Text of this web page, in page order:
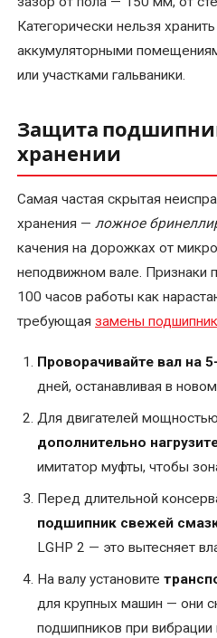
Перемотка
якоря
электродвигателя
испытания
электродвигателя
Ремонт
асинхронных
электродвигателей
Ремонт
и
коллектора
электродвигателя
Ремонт
крановых
электродвигателей
лифтовых
электродвигателей
(отечественных
и
импортных)
Категорически нельзя
аккумуляторными
или участками гальваники.
Защита
хранении
Самая частая скрытая
хранения — ложное
качения на дорожках от
неподвижном вале. Признаки
100 часов работы как
требующая замены
Проворачивайте вал на
дней, останавливая в
Для двигателей
дополнительно
имитатор муфты, чтобы
Перед длительной
подшипник свежей
LGHP 2 — это вытесняет
На валу установите
для крупных машин — они
подшипников при вибрации